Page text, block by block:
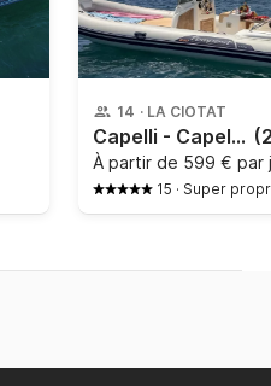
14 · LA CIOTAT
Capelli - Capelli Tempest 690
À partir de 599 € par
15 · Super